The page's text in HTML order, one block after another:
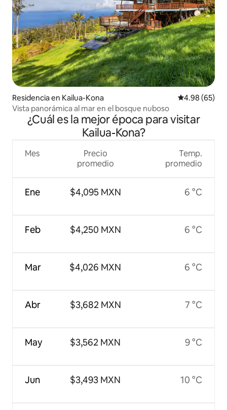
Residencia en Kailua-Kona Calificación
4.98 (65)
Vista panorámica al mar en el bosque nuboso
¿Cuál es la mejor época para visitar
Kailua-Kona?
Mes
Ene
Feb
Mar
Abr
May
Jun
Precio
promedio
$4,095 MXN
$4,250 MXN
$4,026 MXN
$3,682 MXN
$3,562 MXN
$3,493 MXN
Temp.
promedio
6 °C
6 °C
6 °C
7 °C
9 °C
10 °C